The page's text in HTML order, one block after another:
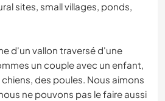
sites, small villages, ponds,
d'un vallon traversé d'une
un couple avec un enfant,
des poules. Nous aimons
ne pouvons pas le faire aussi